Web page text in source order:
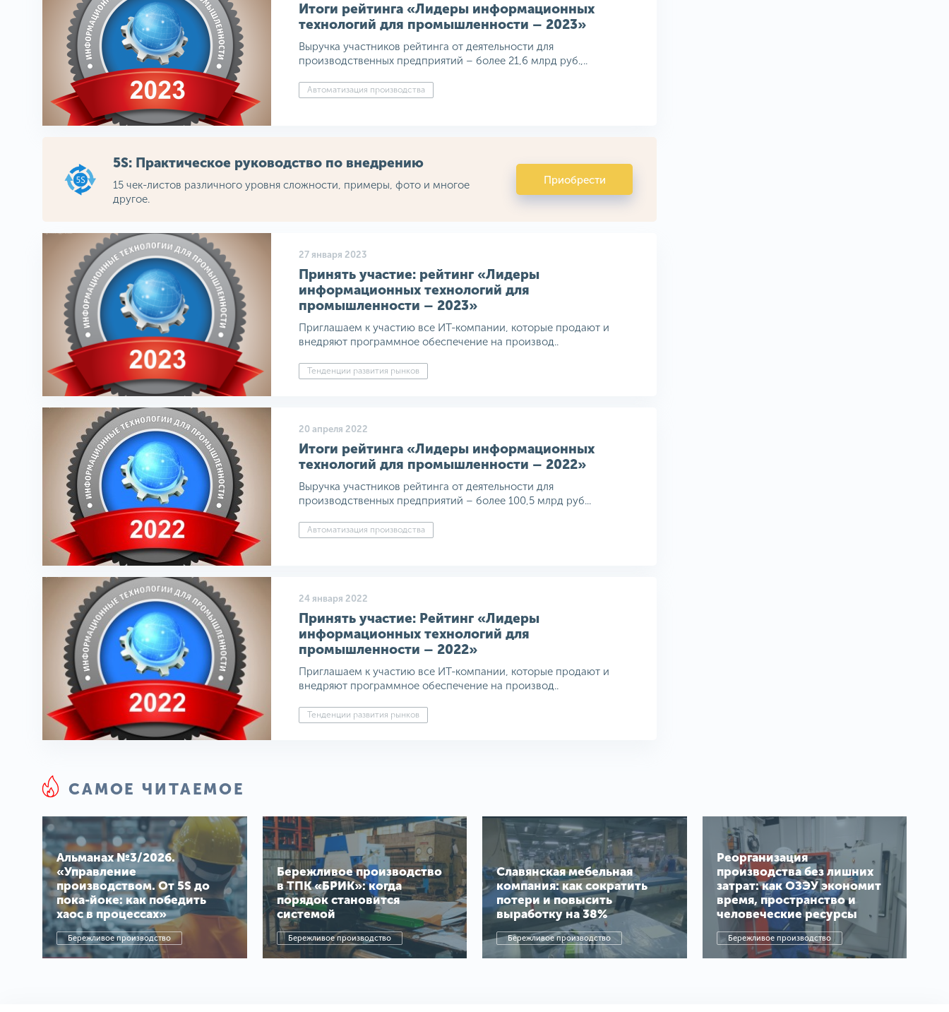
Итоги рейтинга «Лидеры информационных
технологий для промышленности – 2023»
Выручка участников рейтинга от деятельности для
производственных предприятий – более 21,6 млрд руб.,..
Автоматизация производства
5S: Практическое руководство по внедрению
15 чек-листов различного уровня сложности, примеры, фото и многое
другое.
Приобрести
27 января 2023
Принять участие: рейтинг «Лидеры
информационных технологий для
промышленности – 2023»
Приглашаем к участию все ИТ-компании, которые продают и
внедряют программное обеспечение на производ..
Тенденции развития рынков
20 апреля 2022
Итоги рейтинга «Лидеры информационных
технологий для промышленности – 2022»
Выручка участников рейтинга от деятельности для
производственных предприятий – более 100,5 млрд руб...
Автоматизация производства
24 января 2022
Принять участие: Рейтинг «Лидеры
информационных технологий для
промышленности – 2022»
Приглашаем к участию все ИТ-компании, которые продают и
внедряют программное обеспечение на производ..
Тенденции развития рынков
САМОЕ ЧИТАЕМОЕ
Альманах №3/2026.
«Управление
производством. От 5S до
пока-йоке: как победить
хаос в процессах»
Бережливое производство
Бережливое производство
в ТПК «БРИК»: когда
порядок становится
системой
Бережливое производство
Славянская мебельная
компания: как сократить
потери и повысить
выработку на 38%
Бережливое производство
Реорганизация
производства без лишних
затрат: как ОЗЭУ экономит
время, пространство и
человеческие ресурсы
Бережливое производство